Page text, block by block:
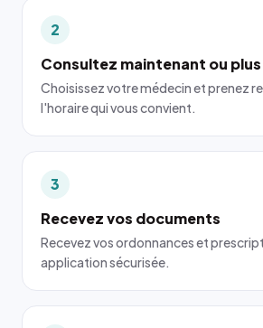
2
Consultez maintenant ou
Choisissez votre médecin et prenez
l'horaire qui vous convient.
3
Recevez vos documents
Recevez vos ordonnances et
application sécurisée.